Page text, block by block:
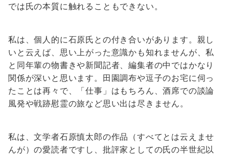
では氏の本質に触れることもできない。
私は、個人的に石原氏との付き合いがあります。親し
いと云えば、思い上がった意識かも知れませんが、私
と同年輩の物書きや新聞記者、編集者の中ではかなり
関係が深いと思います。田園調布や逗子のお宅に伺っ
たことは再々で、「仕事」はもちろん、酒席での談論
風発や戦跡慰霊の旅など思い出は尽きません。
私は、文学者石原慎太郎の作品（すべてとは云えませ
んが）の愛読者ですし、批評家としての氏の半世紀以